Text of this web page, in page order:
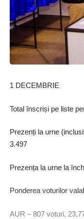
1 DECEMBRIE
Total înscriși pe liste
Prezenți la urne
3.497
Prezența la urne la
Ponderea voturilor
AUR – 807 voturi,